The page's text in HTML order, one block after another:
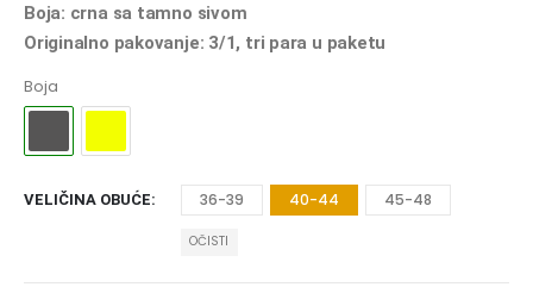
Boja: crna sa tamno sivom
Originalno pakovanje: 3/1, tri para u paketu
Boja
VELIČINA OBUĆE 36-39 40-44 45-48
OČISTI